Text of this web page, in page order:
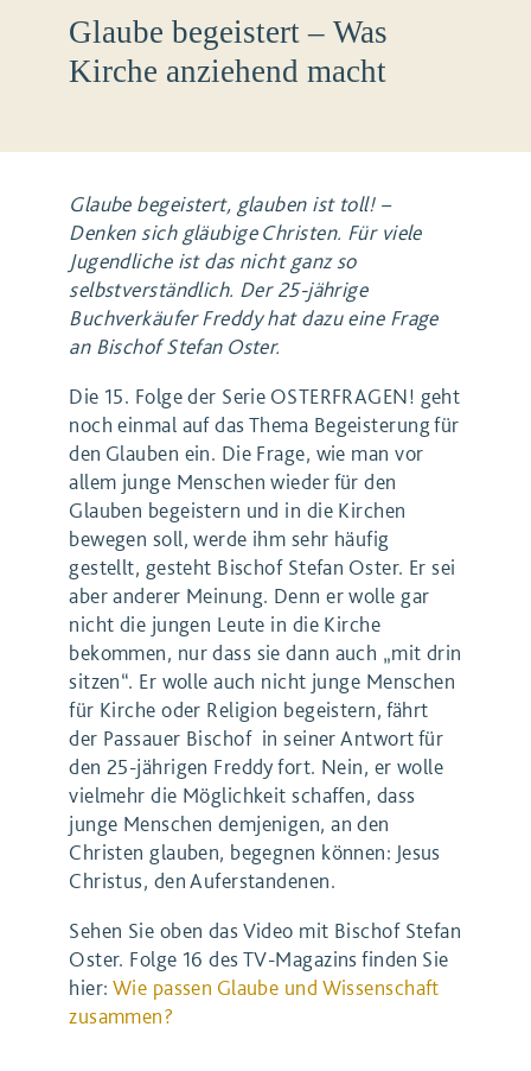
Glaube begeistert – Was
Kirche anziehend macht
Glaube begeistert, glauben ist toll! –
Denken sich gläubige Christen. Für viele
Jugendliche ist das nicht ganz so
selbstverständlich. Der 25-jährige
Buchverkäufer Freddy hat dazu eine Frage
an Bischof Stefan Oster.
Die 15. Folge der Serie OSTERFRAGEN! geht
noch einmal auf das Thema Begeisterung für
den Glauben ein. Die Frage, wie man vor
allem junge Menschen wieder für den
Glauben begeistern und in die Kirchen
bewegen soll, werde ihm sehr häufig
gestellt, gesteht Bischof Stefan Oster. Er sei
aber anderer Meinung. Denn er wolle gar
nicht die jungen Leute in die Kirche
bekommen, nur dass sie dann auch „mit drin
sitzen“. Er wolle auch nicht junge Menschen
für Kirche oder Religion begeistern, fährt
der Passauer Bischof in seiner Antwort für
den 25-jährigen Freddy fort. Nein, er wolle
vielmehr die Möglichkeit schaffen, dass
junge Menschen demjenigen, an den
Christen glauben, begegnen können: Jesus
Christus, den Auferstandenen.
Sehen Sie oben das Video mit Bischof Stefan
Oster. Folge 16 des TV-Magazins finden Sie
hier: Wie passen Glaube und Wissenschaft
zusammen?